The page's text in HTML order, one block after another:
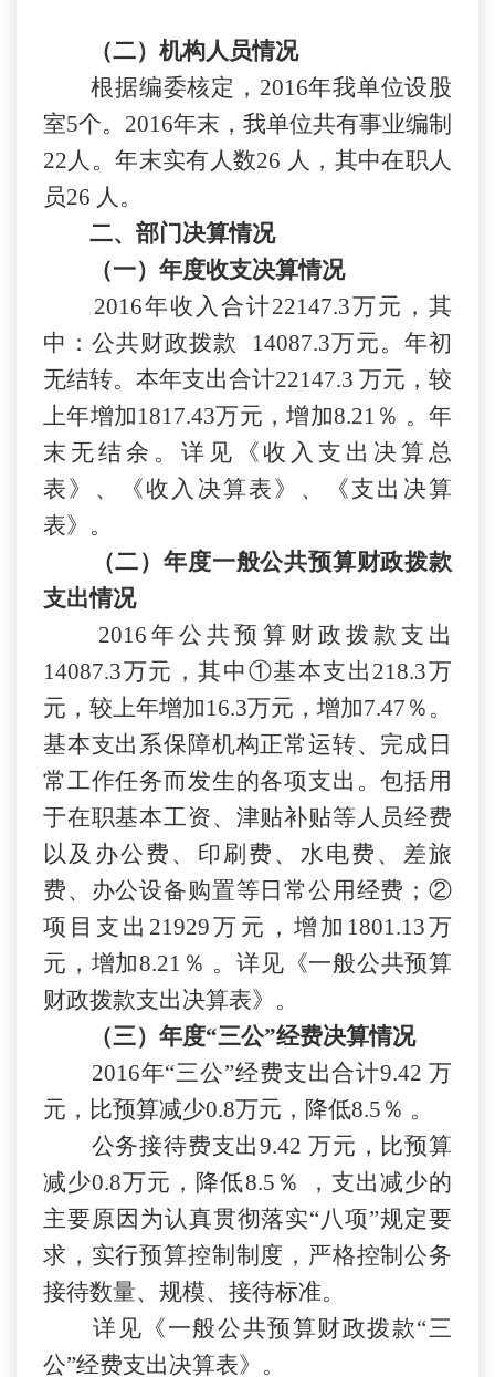
（二）机构人员情况
根据编委核定， 2016年我单位设股
室5个。 2016年末，我单位共有事业编制
22人。年末实有人数26 人，其中在职人
员26 人。
二、部门决算情况
（一）年度收支决算情况
2016年收入合计22147.3万元，其
中：公共财政拨款
14087.3万元。年初
无结转。本年支出合计22147.3 万元，较
上年增加1817.43万元，增加8.21％ 。年
末 无结余。详见《收入支出决算总
表》、《收入决算表》、《支出决算
表》。
（二）年度一般公共预算财政拨款
支出情况
2016 年公共预算财政拨款支出
14087.3万元，其中①基本支出 218.3万
元，较上年增加16.3万元，增加7.47％ 。
基本支出系保障机构正常运转、完成日
常工作任务而发生的各项支出。包括用
于在职基本工资、津贴补贴等人员经费
以及办公费、印刷费、水电费、差旅
费、办公设备购置等日常公用经费； ②
项目支出 21929万元 ，增 加 1801.13万
元，增加8.21％ 。详见《一般公共预算
财政拨款支出决算表》。
（三）年度“三公”经费决算情况
2016年“三公”经费支出合计9.42万
元，比预算减少0.8万元，降低8.5％ 。
公务接待费支出9.42万元，比预算
减少0.8万元，降低8.5％ ，支出减少的
主要原因为认真贯彻落实“八项”规定要
求，实行预算控制制度，严格控制公务
接待数量、规模、接待标准。
详见《一般公共预算财政拨款“三
公”经费支出决算表》。